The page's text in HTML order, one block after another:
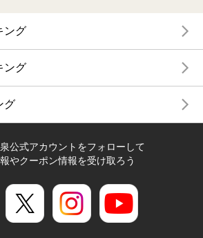
ング
ング
グ
公式アカウントをフォローして
やクーポン情報を受け取ろう